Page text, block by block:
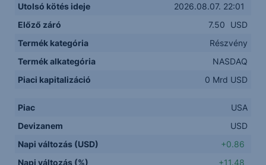
Utolsó kötés ideje
2026.08.07. 22:01
Előző záró
7.50
USD
Termék kategória
Részvény
Termék alkategória
NASDAQ
Piaci kapitalizáció
0 Mrd USD
Piac
USA
Devizanem
USD
Napi változás (USD)
+0.86
Napi változás (%)
+11.48